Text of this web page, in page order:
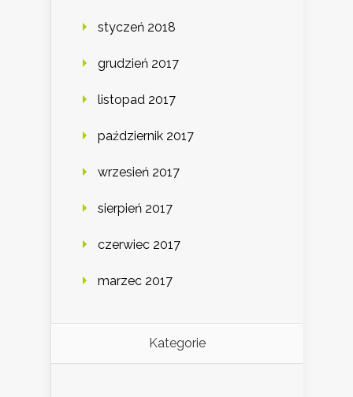
styczeń 2018
grudzień 2017
listopad 2017
październik 2017
wrzesień 2017
sierpień 2017
czerwiec 2017
marzec 2017
Kategorie